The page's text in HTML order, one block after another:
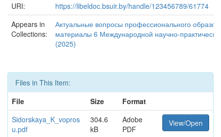
URI:
https://libeldoc.bsuir.by/handle/123456789/61774
Appears in
Collections:
Актуальные вопросы профессионального
материалы 6 Международной научно-
(2025)
Files in This Item:
File
Size
Format
Sidorskaya_K_vopros
u.pdf
304.6
kB
Adobe
PDF
View/Open